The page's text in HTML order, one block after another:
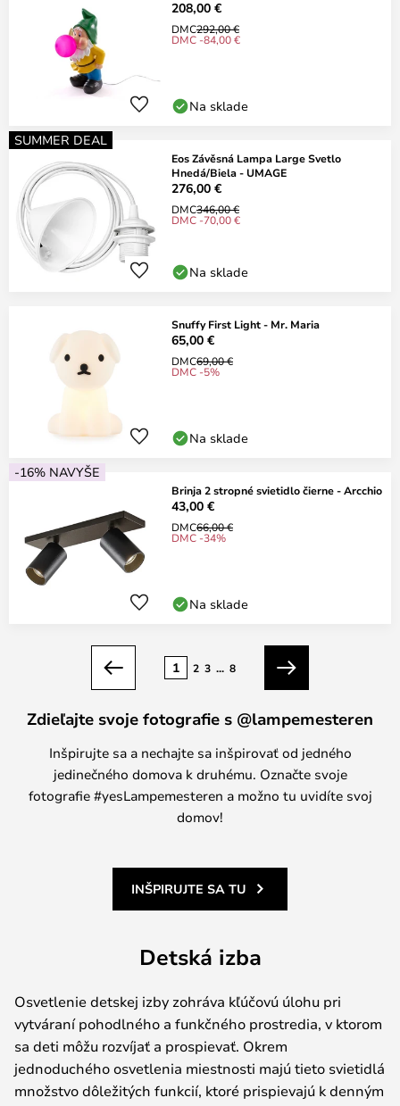
208,00 €
DMC292,00 €
DMC -84,00 €
Na sklade
SUMMER DEAL
Eos Závěsná Lampa Large Svetlo
Hnedá/Biela - UMAGE
276,00 €
DMC346,00 €
DMC -70,00 €
Na sklade
Snuffy First Light - Mr. Maria
65,00 €
DMC69,00 €
DMC -5%
Na sklade
-16% NAVYŠE
Brinja 2 stropné svietidlo čierne - Arcchio
43,00 €
DMC66,00 €
DMC -34%
Na sklade
Predchádzajúci
1 2 3 ... 8
Ďalší
Zdieľajte svoje fotografie s @lampemesteren
Inšpirujte sa a nechajte sa inšpirovať od jedného
jedinečného domova k druhému. Označte svoje
fotografie #yesLampemesteren a možno tu uvidíte svoj
domov!
INŠPIRUJTE SA TU
Detská izba
Osvetlenie detskej izby zohráva kľúčovú úlohu pri
vytváraní pohodlného a funkčného prostredia, v ktorom
sa deti môžu rozvíjať a prospievať. Okrem
jednoduchého osvetlenia miestnosti majú tieto svietidlá
množstvo dôležitých funkcií, ktoré prispievajú k denným